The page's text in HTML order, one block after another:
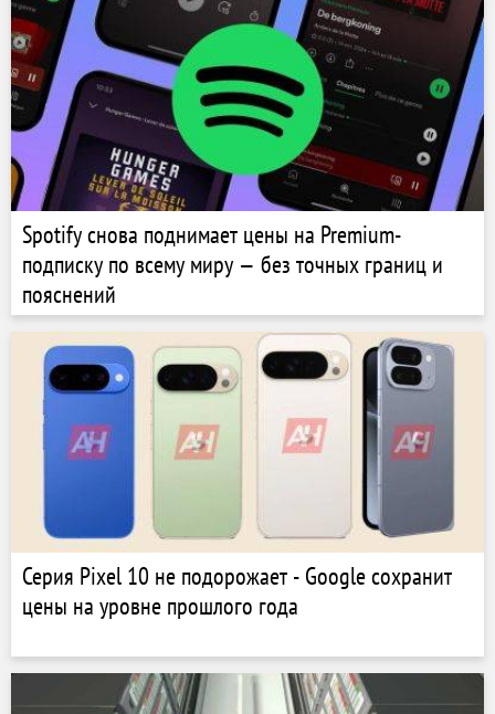
Spotify снова поднимает цены на Premium-
подписку по всему миру — без точных границ и
пояснений
Серия Pixel 10 не подорожает - Google сохранит
цены на уровне прошлого года